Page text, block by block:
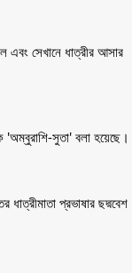
এবং সেখানে ধাত্রীর আসার
'অম্বুরাশি-সুতা' বলা হয়েছে।
প্রভাষার ছদ্মবেশ